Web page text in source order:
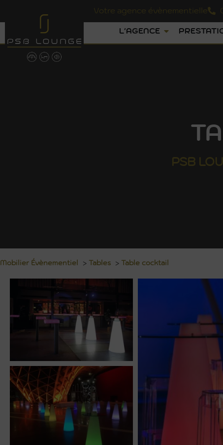
Votre agence évènementielle
L'AGENCE
PSB
Mobilier Évènementiel > Tables > Table cocktail